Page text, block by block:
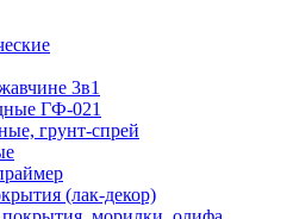
3в1
ГФ-021
грунт-спрей
(лак-декор)